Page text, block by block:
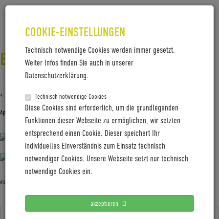
COOKIE-EINSTELLUNGEN
Technisch notwendige Cookies werden immer gesetzt.
Weiter Infos finden Sie auch in unserer
Datenschutzerklärung.
Technisch notwendige Cookies
Diese Cookies sind erforderlich, um die grundlegenden
Funktionen dieser Webseite zu ermöglichen, wir setzten
entsprechend einen Cookie. Dieser speichert Ihr
individuelles Einverständnis zum Einsatz technisch
notwendiger Cookies. Unsere Webseite setzt nur technisch
notwendige Cookies ein.
akzeptieren
BZEN_RAHMENFERTIGUNG_LOWRES
‹ Zurück zuBZEN_Rahmenfertigung_lowres
April 25, 2019 Gabi Jung—No Comments
Allgemein